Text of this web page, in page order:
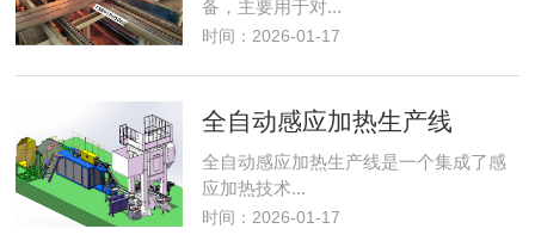
备，主要用于对...
时间：2026-01-17
全自动感应加热生产线
全自动感应加热生产线是一个集成了感
应加热技术...
时间：2026-01-17